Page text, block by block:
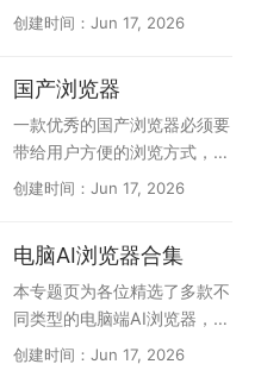
在安全性方面也是很不错的，
被泄露。所以，有需求的朋
友，快来天极下载极速浏览器
专题下载吧！
很合适；《Kanto Player》作
为专业的卡拉OK播放器，支
畅，配合动态歌词显示，带来
沉浸式K歌感受。此外，像
《唱吧》《酷狗唱唱》《回
森》等应用也能通过电脑版或
模拟器运行，满足你练歌、录
家也能尽情欢唱。
艺术结合的结晶。在建筑、工
了创意的翅膀。在这虚拟的画
布上，设计师们可以自由地勾
勒出宏伟的蓝图，探索无尽的
可能性。CAD软件不仅提高了
传统手工绘图的束缚，为用户
提供了一个无限广阔的创作天
地，是技术赋予人类的一份珍
广泛应用于建筑、机械、电子
创建时间：Jun 17, 2026
国产浏览器
一款优秀的国产浏览器必须要
带给用户方便的浏览方式，舒
适的上网体验以及其强大的自
魂，目前一众国产浏览器均有
自己的特点，也符合国人的使
用习惯。在这里，天极下载国
产浏览器大全专题推荐一系列
国产浏览器下载服务，其中收
创建时间：Jun 17, 2026
电脑AI浏览器合集
本专题页为各位精选了多款不
同类型的电脑端AI浏览器，它
们分为：第1种：在原生浏览
创建时间：Jun 17, 2026